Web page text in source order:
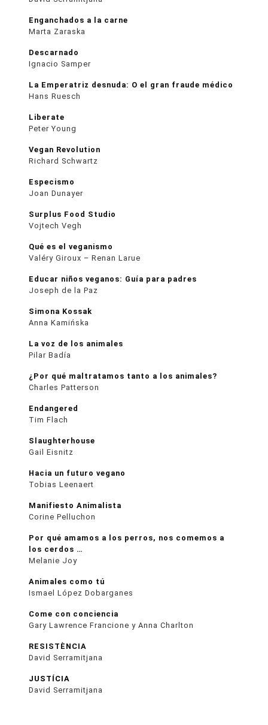
Enganchados a la carne
Marta Zaraska
Descarnado
Ignacio Samper
La Emperatriz desnuda: O el gran fraude médico
Hans Ruesch
Liberate
Peter Young
Vegan Revolution
Richard Schwartz
Especismo
Joan Dunayer
Surplus Food Studio
Vojtech Vegh
Qué es el veganismo
Valéry Giroux – Renan Larue
Educar niños veganos: Guía para padres
Joseph de la Paz
Simona Kossak
Anna Kamińska
La voz de los animales
Pilar Badía
¿Por qué maltratamos tanto a los animales?
Charles Patterson
Endangered
Tim Flach
Slaughterhouse
Gail Eisnitz
Hacia un futuro vegano
Tobias Leenaert
Manifiesto Animalista
Corine Pelluchon
Por qué amamos a los perros, nos comemos a
los cerdos …
Melanie Joy
Animales como tú
Ismael López Dobarganes
Come con conciencia
Gary Lawrence Francione y Anna Charlton
RESISTÈNCIA
David Serramitjana
JUSTÍCIA
David Serramitjana